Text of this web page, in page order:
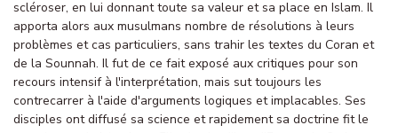
scléroser, en lui donnant toute sa valeur et sa place en Islam. Il
apporta alors aux musulmans nombre de résolutions à leurs
problèmes et cas particuliers, sans trahir les textes du Coran et
de la Sounnah. Il fut de ce fait exposé aux critiques pour son
recours intensif à l'interprétation, mais sut toujours les
contrecarrer à l'aide d'arguments logiques et implacables. Ses
disciples ont diffusé sa science et rapidement sa doctrine fit le